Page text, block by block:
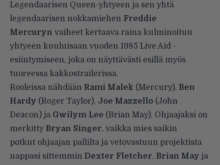
Legendaarisen Queen-yhtyeen ja sen yhtä
legendaarisen nokkamiehen Freddie
Mercuryn vaiheet kertaava raina kulminoituu
yhtyeen kuuluisaan vuoden 1985 Live Aid -
esiintymiseen, joka on näyttävästi esillä myös
tuoreessa kakkostrailerissa.
Rooleissa nähdään Rami Malek (Mercury), Ben
Hardy (Roger Taylor), Joe Mazzello (John
Deacon) ja Gwilym Lee (Brian May). Ohjaajaksi on
merkitty Bryan Singer, vaikka mies saikin
potkut ohjaajan pallilta ja vetovastuun projektista
nappasi sittemmin Dexter Fletcher. Brian May ja